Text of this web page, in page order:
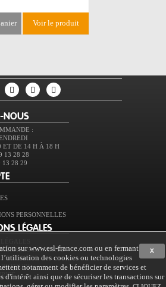
voir le produit
NOUS
:
ET DE 14 H À 18 H
13 28 28
13 28 29
PERSONNELLES
LÉGALES
DE VENTE
DONNÉES
X
sur www.esl-france.com ou en fermant
l’utilisation des cookies ou technologies
notamment de bénéficier de services et
d'intérêt ainsi que de sécuriser les transactions sur